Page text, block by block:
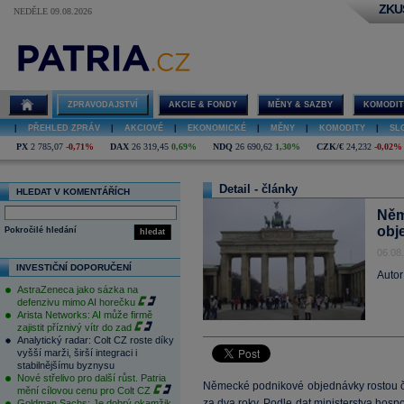
NEDĚLE 09.08.2026
ZPRAVODAJSTVÍ AKCIE & FONDY MĚNY & SAZBY
PŘEHLED ZPRÁV AKCIOVÉ EKONOMICKÉ MĚNY KOMODITY
PX 2 785,07 -0,71% DAX 26 319,45 0,69% NDQ 26 690,62 1,30% CZK/€ 24,232 -0,02%
HLEDAT V KOMENTÁŘÍCH
hledat
Pokročilé hledání
INVESTIČNÍ DOPORUČENÍ
AstraZeneca jako sázka na
defenzivu mimo AI horečku
Arista Networks: AI může firmě
zajistit příznivý vítr do zad
Analytický radar: Colt CZ roste díky
vyšší marži, širší integraci i
stabilnějšímu byznysu
Nové střelivo pro další růst. Patria
mění cílovou cenu pro Colt CZ
Detail - články
Německé podnikové objednávky rostou